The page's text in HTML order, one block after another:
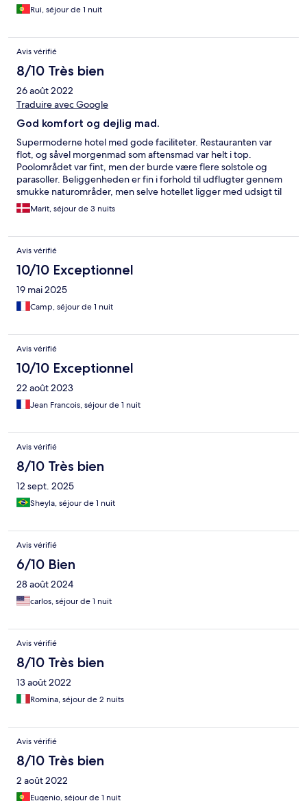
Rui, séjour de 1 nuit
Avis vérifié
8/10 Très bien
26 août 2022
Traduire avec Google
God komfort og dejlig mad.
Supermoderne hotel med gode faciliteter. Restauranten var
flot, og såvel morgenmad som aftensmad var helt i top.
Poolområdet var fint, men der burde være flere solstole og
parasoller. Beliggenheden er fin i forhold til udflugter gennem
smukke naturområder, men selve hotellet ligger med udsigt til
landevej og en lidt gold park, hvor træerne endnu ikke er vokset
til.
Marit, séjour de 3 nuits
Avis vérifié
10/10 Exceptionnel
19 mai 2025
Camp, séjour de 1 nuit
Avis vérifié
10/10 Exceptionnel
22 août 2023
Jean Francois, séjour de 1 nuit
Avis vérifié
8/10 Très bien
12 sept. 2025
Sheyla, séjour de 1 nuit
Avis vérifié
6/10 Bien
28 août 2024
carlos, séjour de 1 nuit
Avis vérifié
8/10 Très bien
13 août 2022
Romina, séjour de 2 nuits
Avis vérifié
8/10 Très bien
2 août 2022
Eugenio, séjour de 1 nuit